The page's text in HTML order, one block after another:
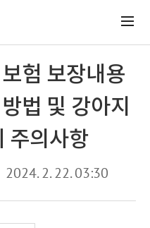
험 보장내용
법 및 강아지
주의사항
2024. 2. 22. 03:30